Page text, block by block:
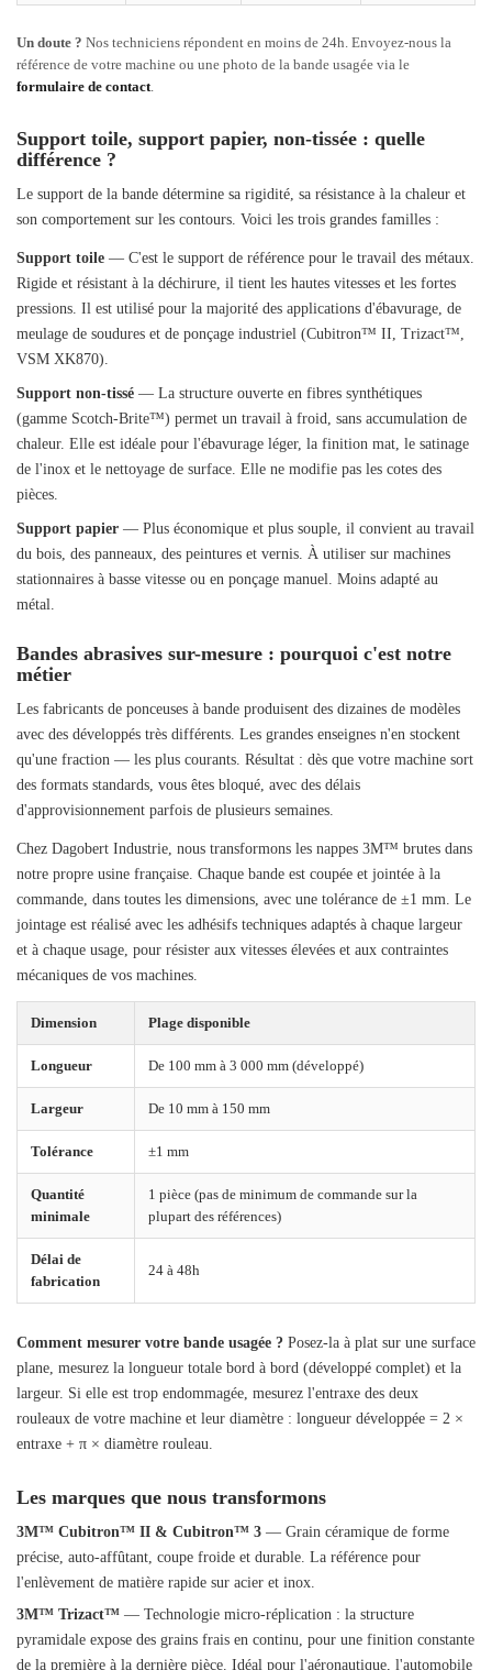
Un doute ? Nos techniciens répondent en moins de 24h. Envoyez-nous la
référence de votre machine ou une photo de la bande usagée via le
formulaire de contact
Support toile, support papier, non-tissée : quelle
différence ?
Le support de la bande détermine sa rigidité, sa résistance à la chaleur et
son comportement sur les contours. Voici les trois grandes familles :
Support toile — C'est le support de référence pour le travail des métaux.
Rigide et résistant à la déchirure, il tient les hautes vitesses et les fortes
pressions. Il est utilisé pour la majorité des applications d'ébavurage, de
meulage de soudures et de ponçage industriel (Cubitron™ II, Trizact™,
VSM XK870).
Support non-tissé — La structure ouverte en fibres synthétiques
(gamme Scotch-Brite™) permet un travail à froid, sans accumulation de
chaleur. Elle est idéale pour l'ébavurage léger, la finition mat, le satinage
de l'inox et le nettoyage de surface. Elle ne modifie pas les cotes des
pièces.
Support papier — Plus économique et plus souple, il convient au travail
du bois, des panneaux, des peintures et vernis. À utiliser sur machines
stationnaires à basse vitesse ou en ponçage manuel. Moins adapté au
métal.
Bandes abrasives sur-mesure : pourquoi c'est notre
métier
Les fabricants de ponceuses à bande produisent des dizaines de modèles
avec des développés très différents. Les grandes enseignes n'en stockent
qu'une fraction — les plus courants. Résultat : dès que votre machine sort
des formats standards, vous êtes bloqué, avec des délais
d'approvisionnement parfois de plusieurs semaines.
Chez Dagobert Industrie, nous transformons les nappes 3M™ brutes dans
notre propre usine française. Chaque bande est coupée et jointée à la
commande, dans toutes les dimensions, avec une tolérance de ±1 mm. Le
jointage est réalisé avec les adhésifs techniques adaptés à chaque largeur
et à chaque usage, pour résister aux vitesses élevées et aux contraintes
mécaniques de vos machines.
Dimension Plage disponible
Longueur De 100 mm à 3 000 mm (développé)
Largeur De 10 mm à 150 mm
Tolérance ±1 mm
Quantité
minimale
1 pièce (pas de minimum de commande sur la
plupart des références)
Délai de
fabrication
24 à 48h
Comment mesurer votre bande usagée ? Posez-la à plat sur une surface
plane, mesurez la longueur totale bord à bord (développé complet) et la
largeur. Si elle est trop endommagée, mesurez l'entraxe des deux
rouleaux de votre machine et leur diamètre : longueur développée = 2 ×
entraxe + π × diamètre rouleau.
Les marques que nous transformons
3M™ Cubitron™ II & Cubitron™ 3 — Grain céramique de forme
précise, auto-affûtant, coupe froide et durable. La référence pour
l'enlèvement de matière rapide sur acier et inox.
3M™ Trizact™ — Technologie micro-réplication : la structure
pyramidale expose des grains frais en continu, pour une finition constante
de la première à la dernière pièce. Idéal pour l'aéronautique, l'automobile